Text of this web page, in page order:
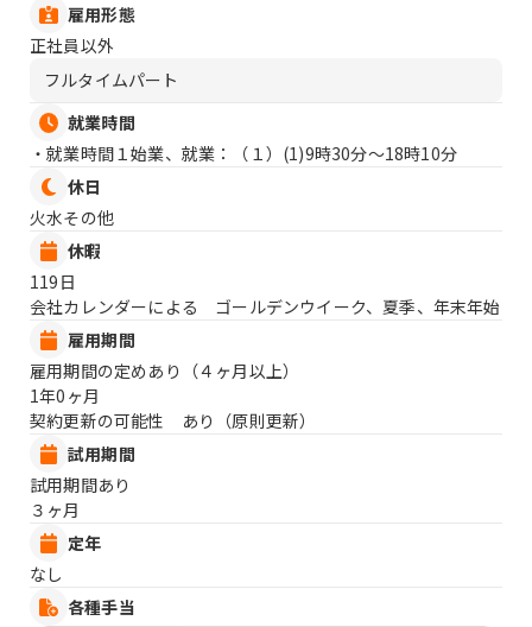
雇用形態
正社員以外
フルタイムパート
就業時間
・就業時間１始業、就業：（１） (1)9時30分〜18時10分
休日
火水その他
休暇
119日
会社カレンダーによる ゴールデンウイーク、夏季、年末年始
雇用期間
雇用期間の定めあり（４ヶ月以上）
1年0ヶ月
契約更新の可能性 あり（原則更新）
試用期間
試用期間あり
３ヶ月
定年
なし
各種手当